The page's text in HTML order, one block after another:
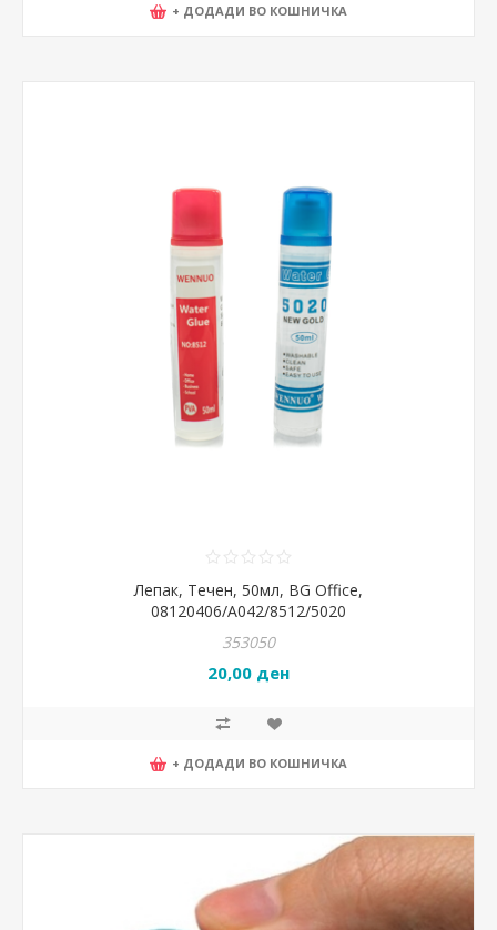
+ ДОДАДИ ВО КОШНИЧКА
Лепак, Течен, 50мл, BG Office,
08120406/A042/8512/5020
353050
20,00 ден
+ ДОДАДИ ВО КОШНИЧКА